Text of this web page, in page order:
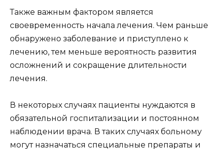
Также важным фактором является
своевременность начала лечения. Чем раньше
обнаружено заболевание и приступлено к
лечению, тем меньше вероятность развития
осложнений и сокращение длительности
лечения.
В некоторых случаях пациенты нуждаются в
обязательной госпитализации и постоянном
наблюдении врача. В таких случаях больному
могут назначаться специальные препараты и